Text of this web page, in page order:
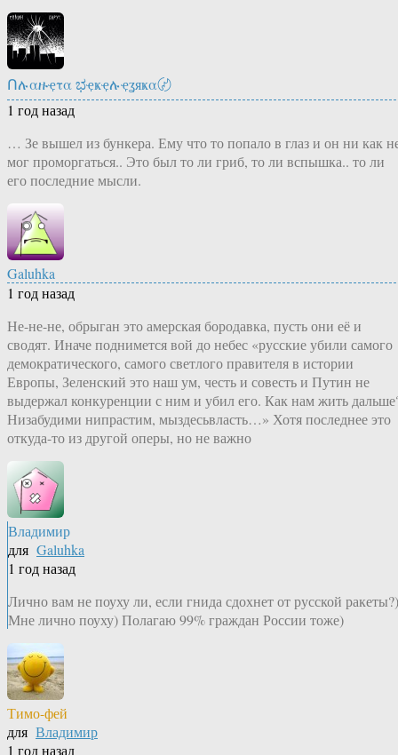
Ոሉαዙҿτα ಭҿҝҿሉҿʓяҝα〄
1 год назад
… Зе вышел из бункера. Ему что то попало в глаз и он ни как
мог проморгаться.. Это был то ли гриб, то ли вспышка.. то ли
его последние мысли.
Galuhka
1 год назад
Не-не-не, обрыган это амерская бородавка, пусть они её и
сводят. Иначе поднимется вой до небес «русские убили самого
демократического, самого светлого правителя в истории
Европы, Зеленский это наш ум, честь и совесть и Путин не
выдержал конкуренции с ним и убил его. Как нам жить
Низабудими нипрастим, мыздесьвласть…» Хотя последнее это
откуда-то из другой оперы, но не важно
Владимир
для Galuhka
1 год назад
Лично вам не поуху ли, если гнида сдохнет от русской ракеты?)
Мне лично поуху) Полагаю 99% граждан России тоже)
Тимо-фей
для Владимир
1 год назад